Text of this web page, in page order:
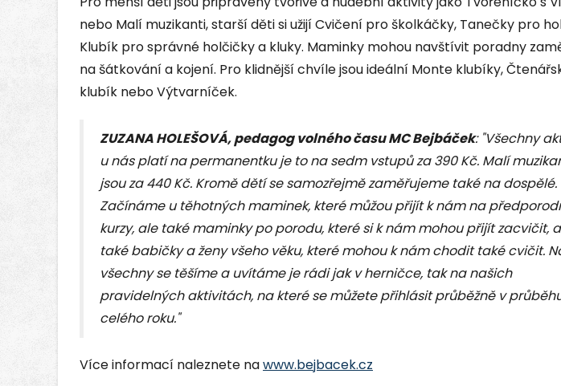
nebo Malí muzikanti, starší děti si užijí Cvičení pro školkáčky, Tanečky pro
Klubík pro správné holčičky a kluky. Maminky mohou navštívit poradny
na šátkování a kojení. Pro klidnější chvíle jsou ideální Monte klubíky,
klubík nebo Výtvarníček.
ZUZANA HOLEŠOVÁ, pedagog volného času MC Bejbáček: "Všechny
u nás platí na permanentku je to na sedm vstupů za 390 Kč. Malí
jsou za 440 Kč. Kromě dětí se samozřejmě zaměřujeme také na dospělé.
Začínáme u těhotných maminek, které můžou přijít k nám na
kurzy, ale také maminky po porodu, které si k nám mohou přijít zacvičit,
také babičky a ženy všeho věku, které mohou k nám chodit také cvičit.
všechny se těšíme a uvítáme je rádi jak v herničce, tak na našich
pravidelných aktivitách, na které se můžete přihlásit průběžně v
celého roku."
Více informací naleznete nawww.bejbacek.cz